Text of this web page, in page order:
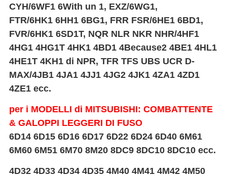
CYH/6WF1 6With un 1, EXZ/6WG1,
FTR/6HK1 6HH1 6BG1, FRR FSR/6HE1 6BD1,
FVR/6HK1 6SD1T, NQR NLR NKR NHR/4HF1
4HG1 4HG1T 4HK1 4BD1 4Because2 4BE1 4HL1
4HE1T 4KH1 di NPR, TFR TFS UBS UCR D-
MAX/4JB1 4JA1 4JJ1 4JG2 4JK1 4ZA1 4ZD1
4ZE1 ecc.
per i MODELLI di MITSUBISHI: COMBATTENTE
& GALOPPI LEGGERI DI FUSO
6D14 6D15 6D16 6D17 6D22 6D24 6D40 6M61
6M60 6M51 6M70 8M20 8DC9 8DC10 8DC10 ecc.
4D32 4D33 4D34 4D35 4M40 4M41 4M42 4M50